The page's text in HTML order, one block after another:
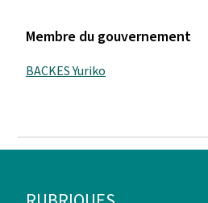
Membre du gouvernement
BACKES Yuriko